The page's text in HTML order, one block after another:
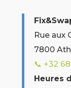
Rue aux
7800 Ath
📞 +32
Heures